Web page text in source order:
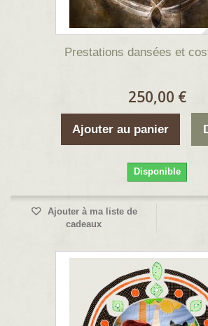
Prestations dansées et
250,00 €
Ajouter au panier
Disponible
Ajouter à ma liste de
cadeaux